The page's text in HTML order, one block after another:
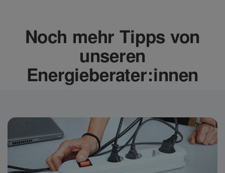
Noch mehr Tipps von
unseren
Energieberater:innen